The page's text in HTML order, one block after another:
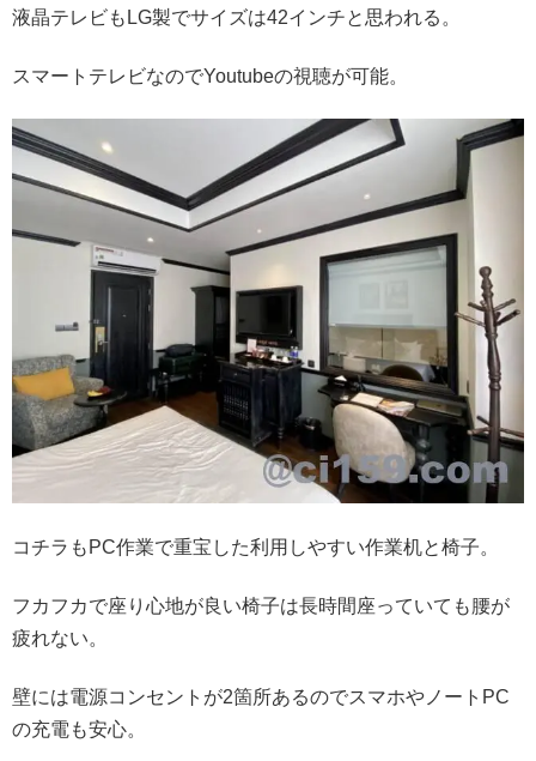
液晶テレビもLG製でサイズは42インチと思われる。
スマートテレビなのでYoutubeの視聴が可能。
コチラもPC作業で重宝した利用しやすい作業机と椅子。
フカフカで座り心地が良い椅子は長時間座っていても腰が
疲れない。
壁には電源コンセントが2箇所あるのでスマホやノートPC
の充電も安心。